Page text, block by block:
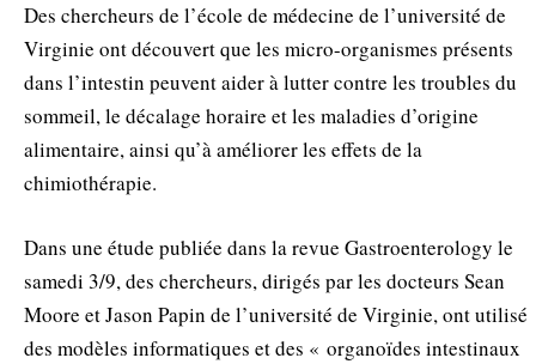
Des chercheurs de l’école de médecine de l’université de
Virginie ont découvert que les micro-organismes présents
dans l’intestin peuvent aider à lutter contre les troubles du
sommeil, le décalage horaire et les maladies d’origine
alimentaire, ainsi qu’à améliorer les effets de la
chimiothérapie.
Dans une étude publiée dans la revue Gastroenterology le
samedi 3/9, des chercheurs, dirigés par les docteurs Sean
Moore et Jason Papin de l’université de Virginie, ont utilisé
des modèles informatiques et des « organoïdes intestinaux